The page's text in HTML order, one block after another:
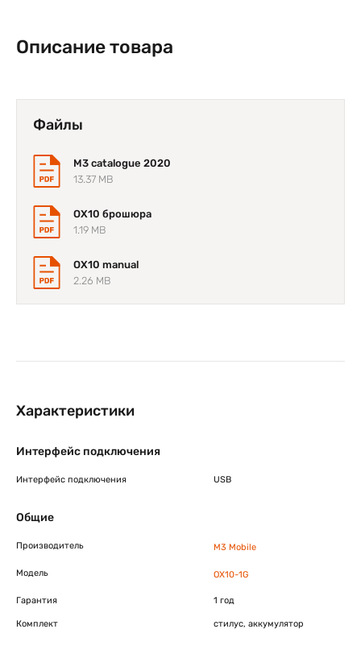
Описание товара
Файлы
M3 catalogue 2020
13.37 MB
OX10 брошюра
1.19 MB
OX10 manual
2.26 MB
Характеристики
Интерфейс подключения
Интерфейс подключения USB
Общие
Производитель M3 Mobile
Модель OX10-1G
Гарантия 1 год
Комплект стилус, аккумулятор